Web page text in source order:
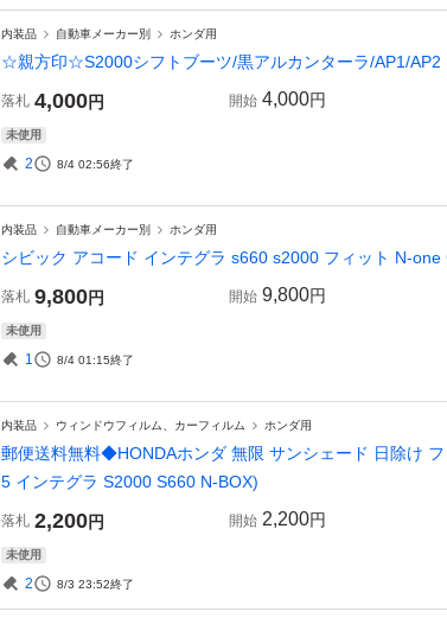
内装品 自動車メーカー別 ホンダ用
☆親方印☆S2000シフトブーツ/黒アルカンターラ/AP1/AP2
落札 4,000円 開始 4,000円
未使用
2 8/4 02:56終了
内装品 自動車メーカー別 ホンダ用
シビック アコード インテグラ s660 s2000 フィット N-
落札 9,800円 開始 9,800円
未使用
1 8/4 01:15終了
内装品 ウィンドウフィルム、カーフィルム ホンダ用
郵便送料無料◆HONDAホンダ 無限 サンシェード 日除け
5 インテグラ S2000 S660 N-BOX)
落札 2,200円 開始 2,200円
未使用
2 8/3 23:52終了